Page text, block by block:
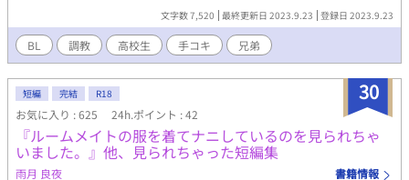
経験あり 妻子あり 強豪校ならでは、能力主義、実力主義となら
ざるを得ないことろもあり、非情な決断もするため、恐れられて
いるところもあるが、本来の気質は、穏やかで優しい。 選手の練
習の様子を細かくチェックし、メモをよくとる。 ◯佐々木コーチ
（20代後半） 体育教師兼野球部コーチ 独身 性格明るくてサッパ
リ 指導は的確で、わかりやすく部員から人気ある。 選手に指導が
偏る傾向があり 趣味はキャンプ ◯物語の舞台 私立蒼陵（そうり
ょう）高校 所在地、埼玉県上尾市 名門強豪校 甲子園は4年前に
進出 野球部専用グラウンド、屋内トレーニングルームなど施設は
充実。 練習はきつめ、休日は練習試合、練習は個々の自主練を重
文字数 7,520 最終更新日 2023.9.23 登録日 2023.9.23
BL 調教 高校生 手コキ 兄弟
30
短編 完結 R18
お気に入り : 625 24h.ポイント : 42
『ルームメイトの服を着てナニしているのを見られちゃ
いました。』他、見られちゃった短編集
雨月 良夜 書籍情報